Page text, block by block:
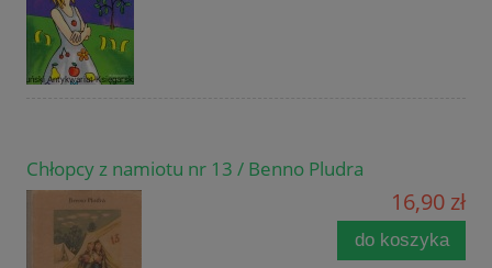
Chłopcy z namiotu nr 13 / Benno Pludra
16,90 zł
do koszyka